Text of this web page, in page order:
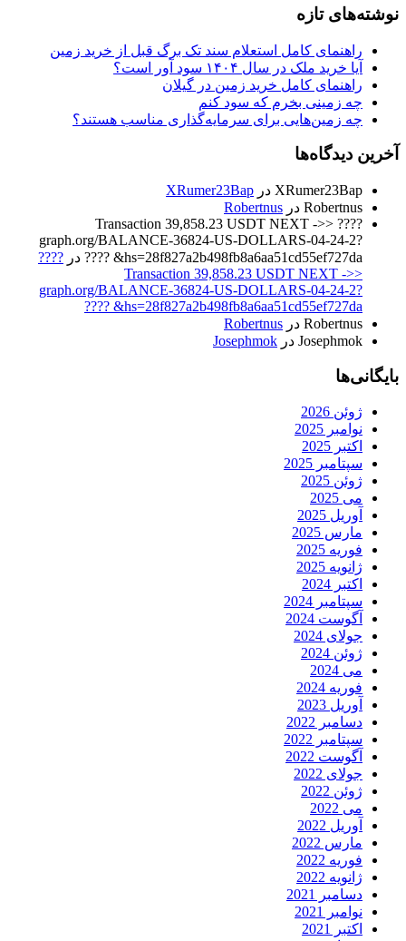
نوشته‌های تازه
راهنمای کامل استعلام سند تک برگ قبل از خرید زمین
آیا خرید ملک در سال ۱۴۰۴ سود آور است؟
راهنمای کامل خرید زمین در گیلان
چه زمینی بخرم که سود کنم
چه زمین‌هایی برای سرمایه‌گذاری مناسب هستند؟
آخرین دیدگاه‌ها
XRumer23Bap در XRumer23Bap
Robertnus در Robertnus
???? Transaction 39,858.23 USDT NEXT ->>
graph.org/BALANCE-36824-US-DOLLARS-04-24-2?
hs=28f827a2b498fb8a6aa51cd55ef727da& ????
در ????
Transaction 39,858.23 USDT NEXT ->>
graph.org/BALANCE-36824-US-DOLLARS-04-24-2?
hs=28f827a2b498fb8a6aa51cd55ef727da& ????
Robertnus در Robertnus
Josephmok در Josephmok
بایگانی‌ها
ژوئن 2026
نوامبر 2025
اکتبر 2025
سپتامبر 2025
ژوئن 2025
می 2025
آوریل 2025
مارس 2025
فوریه 2025
ژانویه 2025
اکتبر 2024
سپتامبر 2024
آگوست 2024
جولای 2024
ژوئن 2024
می 2024
فوریه 2024
آوریل 2023
دسامبر 2022
سپتامبر 2022
آگوست 2022
جولای 2022
ژوئن 2022
می 2022
آوریل 2022
مارس 2022
فوریه 2022
ژانویه 2022
دسامبر 2021
نوامبر 2021
اکتبر 2021